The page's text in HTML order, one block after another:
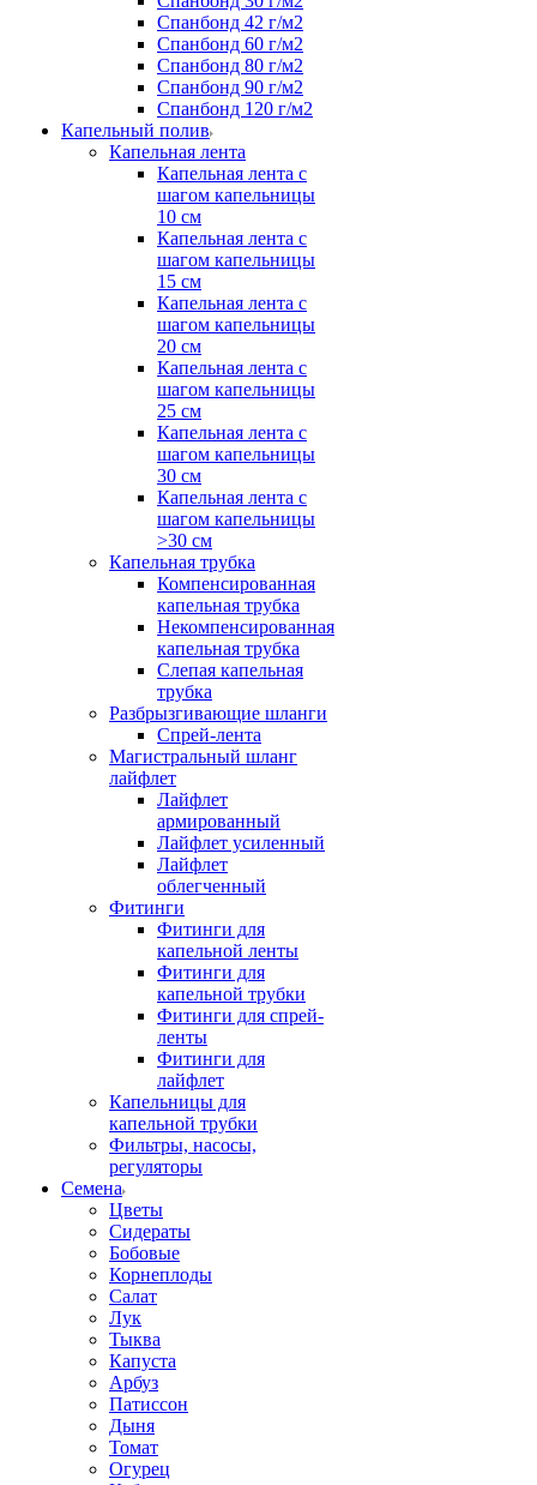
Спанбонд 42 г/м2
Спанбонд 60 г/м2
Спанбонд 80 г/м2
Спанбонд 90 г/м2
Спанбонд 120 г/м2
Капельный полив
Капельная лента
Капельная лента с
шагом капельницы
10 см
Капельная лента с
шагом капельницы
15 см
Капельная лента с
шагом капельницы
20 см
Капельная лента с
шагом капельницы
25 см
Капельная лента с
шагом капельницы
30 см
Капельная лента с
шагом капельницы
>30 см
Капельная трубка
Компенсированная
капельная трубка
Некомпенсированная
капельная трубка
Слепая капельная
трубка
Разбрызгивающие шланги
Спрей-лента
Магистральный шланг
лайфлет
Лайфлет
армированный
Лайфлет усиленный
Лайфлет
облегченный
Фитинги
Фитинги для
капельной ленты
Фитинги для
капельной трубки
Фитинги для спрей-
ленты
Фитинги для
лайфлет
Капельницы для
капельной трубки
Фильтры, насосы,
регуляторы
Семена
Цветы
Сидераты
Бобовые
Корнеплоды
Салат
Лук
Тыква
Капуста
Арбуз
Патиссон
Дыня
Томат
Огурец